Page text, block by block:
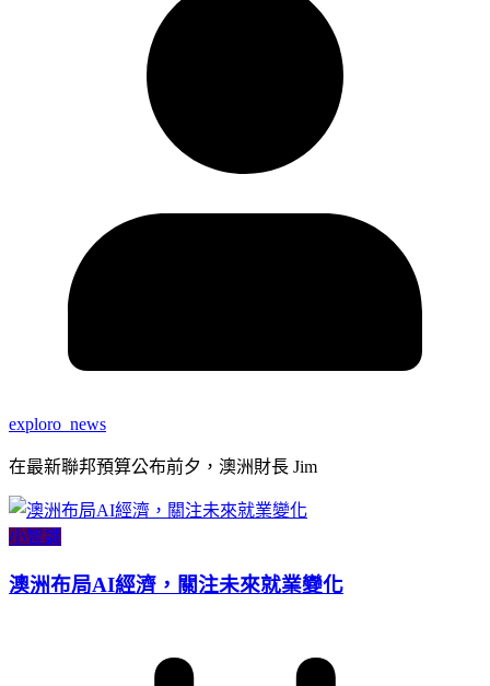
exploro_news
在最新聯邦預算公布前夕，澳洲財長 Jim
小智識
澳洲布局AI經濟，關注未來就業變化